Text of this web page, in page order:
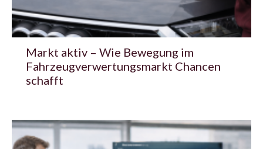
Markt aktiv – Wie Bewegung im
Fahrzeugverwertungsmarkt Chancen
schafft